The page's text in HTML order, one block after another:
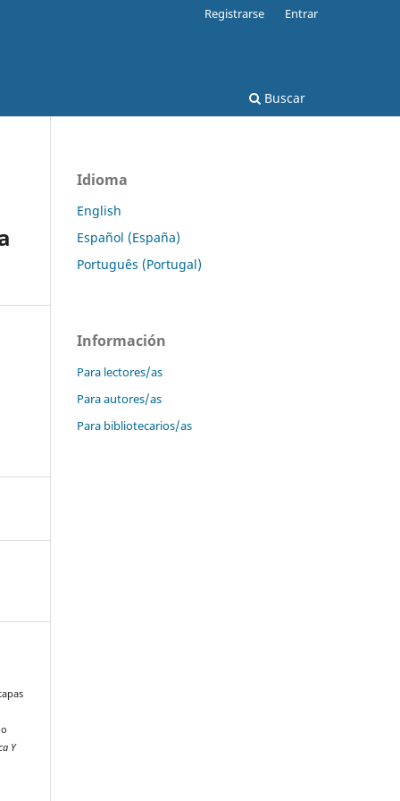
Buscar
Registrarse Entrar
Y
Idioma
English
Español (España)
Português (Portugal)
Información
Para lectores/as
Para autores/as
Para bibliotecarios/as